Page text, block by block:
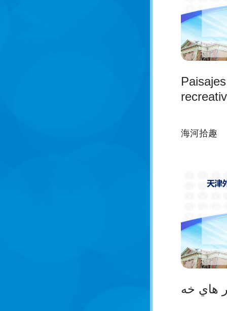
海河拾趣
هاي خه